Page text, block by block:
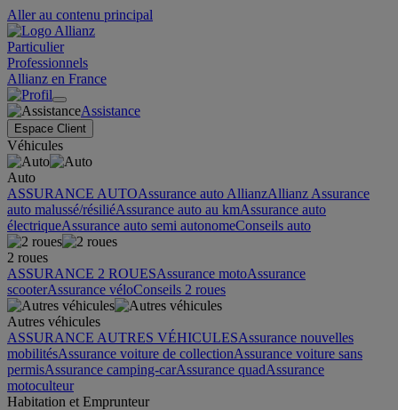
Aller au contenu principal
Particulier
Professionnels
Allianz en France
Assistance
Espace Client
Véhicules
Auto
ASSURANCE AUTOAssurance auto AllianzAllianz Assurance
auto malussé/résiliéAssurance auto au kmAssurance auto
électriqueAssurance auto semi autonomeConseils auto
2 roues
ASSURANCE 2 ROUESAssurance motoAssurance
scooterAssurance véloConseils 2 roues
Autres véhicules
ASSURANCE AUTRES VÉHICULESAssurance nouvelles
mobilitésAssurance voiture de collectionAssurance voiture sans
permisAssurance camping-carAssurance quadAssurance
motoculteur
Habitation et Emprunteur